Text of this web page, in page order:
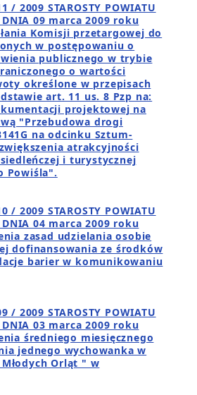
/ 2009 STAROSTY POWIATU
DNIA 09 marca 2009 roku
Komisji przetargowej do
w postępowaniu o
publicznego w trybie
o wartości
określone w przepisach
art. 11 us. 8 Pzp na:
projektowej na
"Przebudowa drogi
na odcinku Sztum-
atrakcyjności
i turystycznej
Powiśla".
/ 2009 STAROSTY POWIATU
DNIA 04 marca 2009 roku
zasad udzielania osobie
dofinansowania ze środków
barier w komunikowaniu
/ 2009 STAROSTY POWIATU
DNIA 03 marca 2009 roku
średniego miesięcznego
jednego wychowanka w
Orląt " w